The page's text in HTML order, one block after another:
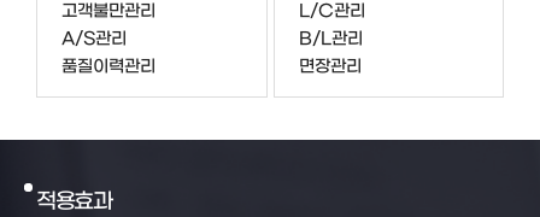
고객불만관리
A/S관리
품질이력관리
L/C관리
B/L관리
면장관리
적용효과